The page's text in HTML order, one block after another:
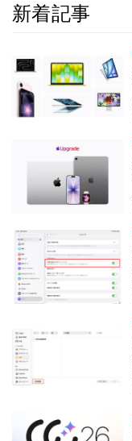
新着記事